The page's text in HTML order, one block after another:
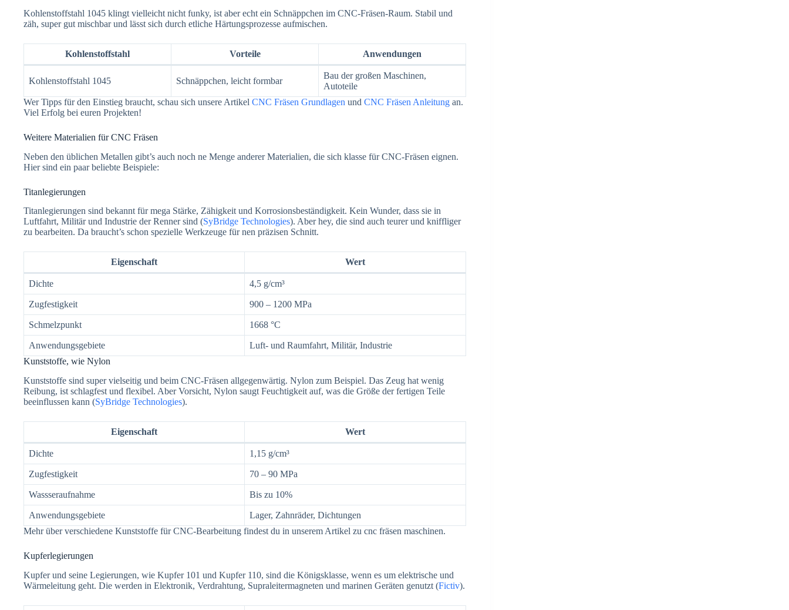
Kohlenstoffstahl 1045 klingt vielleicht nicht funky, ist aber echt ein Schnäppchen im CNC-Fräsen-Raum. Stabil und
zäh, super gut mischbar und lässt sich durch etliche Härtungsprozesse aufmischen.
Kohlenstoffstahl Vorteile Anwendungen
Kohlenstoffstahl 1045 Schnäppchen, leicht formbar
Bau der großen Maschinen,
Autoteile
Wer Tipps für den Einstieg braucht, schau sich unsere Artikel CNC Fräsen Grundlagen und CNC Fräsen Anleitung an.
Viel Erfolg bei euren Projekten!
Weitere Materialien für CNC Fräsen
Neben den üblichen Metallen gibt’s auch noch ne Menge anderer Materialien, die sich klasse für CNC-Fräsen eignen.
Hier sind ein paar beliebte Beispiele:
Titanlegierungen
Titanlegierungen sind bekannt für mega Stärke, Zähigkeit und Korrosionsbeständigkeit. Kein Wunder, dass sie in
Luftfahrt, Militär und Industrie der Renner sind (SyBridge Technologies). Aber hey, die sind auch teurer und kniffliger
zu bearbeiten. Da braucht’s schon spezielle Werkzeuge für nen präzisen Schnitt.
Eigenschaft Wert
Dichte 4,5 g/cm³
Zugfestigkeit 900 – 1200 MPa
Schmelzpunkt 1668 °C
Anwendungsgebiete
Luft- und Raumfahrt, Militär, Industrie
Kunststoffe, wie Nylon
Kunststoffe sind super vielseitig und beim CNC-Fräsen allgegenwärtig. Nylon zum Beispiel. Das Zeug hat wenig
Reibung, ist schlagfest und flexibel. Aber Vorsicht, Nylon saugt Feuchtigkeit auf, was die Größe der fertigen Teile
beeinflussen kann (SyBridge Technologies).
Eigenschaft Wert
Dichte 1,15 g/cm³
Zugfestigkeit 70 – 90 MPa
Wassseraufnahme Bis zu 10%
Anwendungsgebiete
Lager, Zahnräder, Dichtungen
Mehr über verschiedene Kunststoffe für CNC-Bearbeitung findest du in unserem Artikel zu cnc fräsen maschinen.
Kupferlegierungen
Kupfer und seine Legierungen, wie Kupfer 101 und Kupfer 110, sind die Königsklasse, wenn es um elektrische und
Wärmeleitung geht. Die werden in Elektronik, Verdrahtung, Supraleitermagneten und marinen Geräten genutzt (Fictiv).